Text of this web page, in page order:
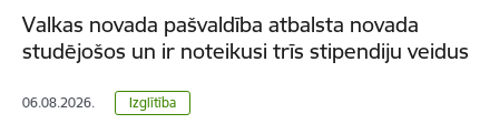
Valkas novada pašvaldība atbalsta novada
studējošos un ir noteikusi trīs stipendiju veidus
06.08.2026. Izglītība